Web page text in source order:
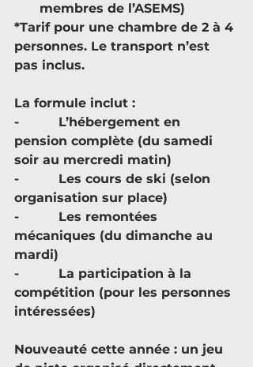
membres de l’ASEMS)
*Tarif pour une chambre de 2 à 4
personnes. Le transport n’est
pas inclus.
La formule inclut :
-          L’hébergement en
pension complète (du samedi
soir au mercredi matin)
-          Les cours de ski (selon
organisation sur place)
-          Les remontées
mécaniques (du dimanche au
mardi)
-          La participation à la
compétition (pour les personnes
intéressées)
Nouveauté cette année : un jeu